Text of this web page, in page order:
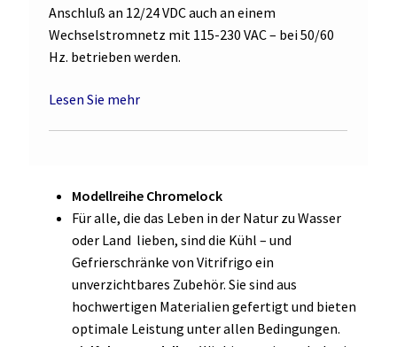
Anschluß an 12/24 VDC auch an einem
Wechselstromnetz mit 115-230 VAC – bei 50/60
Hz. betrieben werden.
Lesen Sie mehr
Modellreihe Chromelock
Für alle, die das Leben in der Natur zu Wasser
oder Land lieben, sind die Kühl – und
Gefrierschränke von Vitrifrigo ein
unverzichtbares Zubehör. Sie sind aus
hochwertigen Materialien gefertigt und bieten
optimale Leistung unter allen Bedingungen.